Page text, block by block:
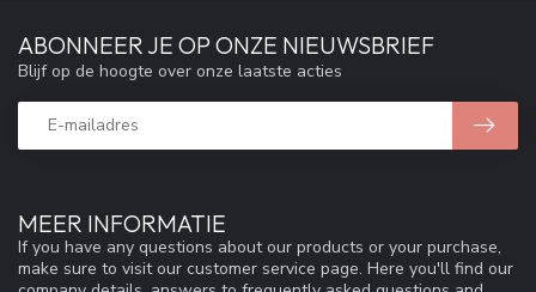
MEER INFORMATIE
If you have any questions about our products or your purchase,
make sure to visit our customer service page. Here you'll find our
ABONNEER JE OP ONZE NIEUWSBRIEF
Blijf op de hoogte over onze laatste acties